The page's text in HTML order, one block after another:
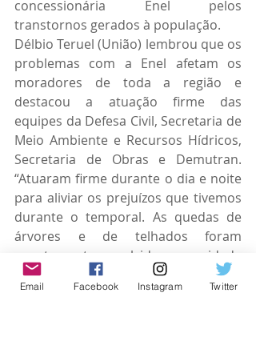
concessionária Enel pelos
transtornos gerados à população.
Délbio Teruel (União) lembrou que os
problemas com a Enel afetam os
moradores de toda a região e
destacou a atuação firme das
equipes da Defesa Civil, Secretaria de
Meio Ambiente e Recursos Hídricos,
Secretaria de Obras e Demutran.
“Atuaram firme durante o dia e noite
para aliviar os prejuízos que tivemos
durante o temporal. As quedas de
árvores e de telhados foram
prontamente resolvidas e a cidade
tem praticamente tudo
restabelecido”, concluiu.
Email Facebook Instagram Twitter